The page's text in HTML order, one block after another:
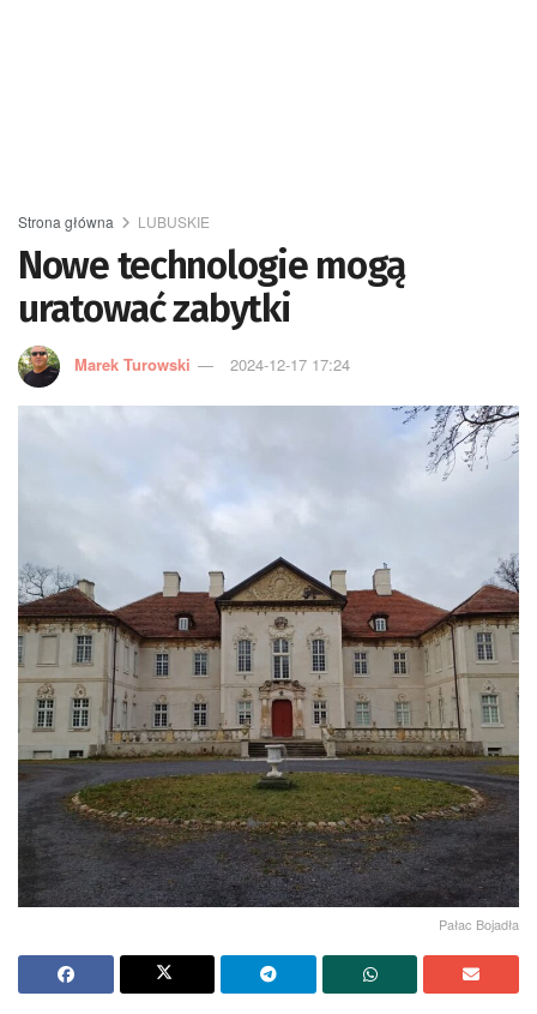
Strona główna LUBUSKIE
Nowe technologie mogą
uratować zabytki
Marek Turowski 2024-12-17 17:24
Pałac Bojadła